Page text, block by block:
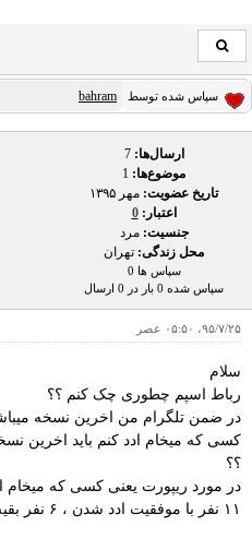
سپاس شده توسط bahram
ارسال‌ها:7
موضوع‌ها:
تاریخ عضویت: مهر ۱۳۹۵
اعتبار:0
جنسیت: مرد
محل زندگی: تهران
سپاس ها 0
سپاس شده 0 بار در 0 ارسال
۹۵/۷/۲۵، ۰۵:۵۰ عصر
سلام
رباط اسپم چطوری چک کنم ؟؟
در ضمن تلگرام من اخرین نسخه
کسی که میخام ادد کنم باید اخرین
؟؟
در مورد ریپورت یعنی کسی که میخام
۱۱ نفر با موفقیت ادد شدن ، ۶ نفر بقیه ادد نمیشن